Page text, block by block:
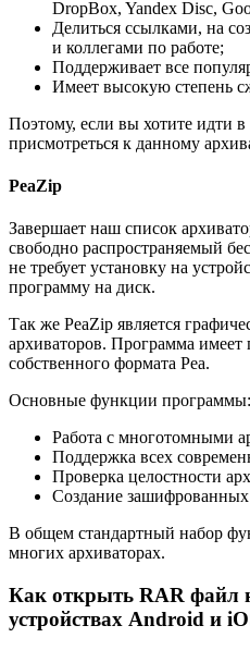
DropBox, Yandex Disc,
Делиться ссылками, на
и коллегами по работе;
Поддерживает все
Имеет высокую степень
Поэтому, если вы хотите идти
присмотреться к данному
PeaZip
Завершает наш список
свободно распространяемый
не требует установку на
программу на диск.
Так же PeaZip является
архиваторов. Программа имеет
собственного формата Pea.
Основные функции программы:
Работа с многотомными
Поддержка всех
Проверка целостности
Создание зашифрованных
В общем стандартный набор
многих архиваторах.
Как открыть RAR файл
устройствах Android и